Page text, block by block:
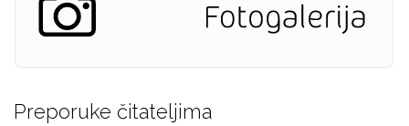
Preporuke čitateljima